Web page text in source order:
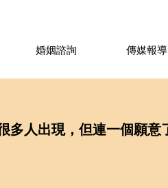
婚姻諮詢 傳媒報導
多人出現，但連一個願意